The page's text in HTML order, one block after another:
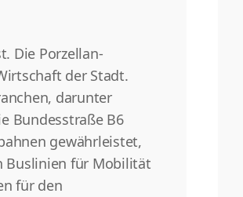
Die Porzellan-
der Stadt.
darunter
Bundesstraße B6
gewährleistet,
Buslinien für Mobilität
für den